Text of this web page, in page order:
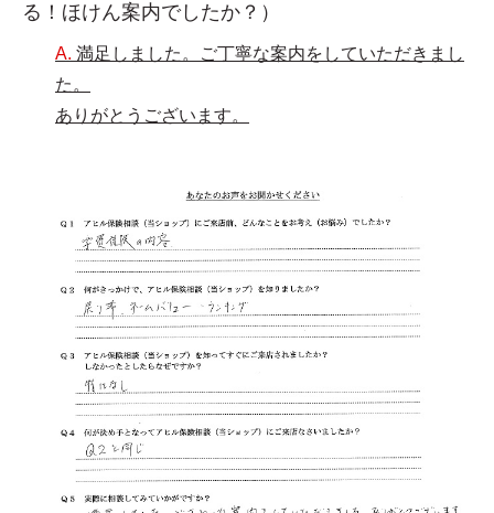
る！ほけん案内でしたか？）
満足しました。ご丁寧な案内をしていただきまし
た。
ありがとうございます。